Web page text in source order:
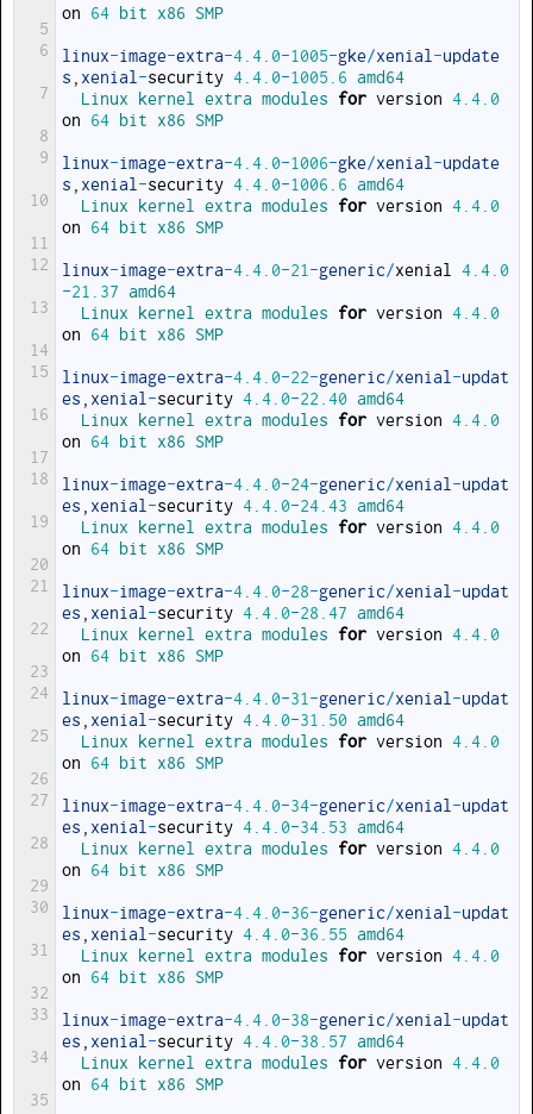
5
6
7
8
9
10
11
12
13
14
15
16
17
18
19
20
21
22
23
24
25
26
27
28
29
30
31
32
33
34
35
on
64 bit x86 SMP
linux-image-extra-4.4.0-1005-gke/xenial -update
s
xenial -security 4.4.0-1005.6 amd64
Linux
kernel extra modules for version 4.4.0
on
64 bit x86 SMP
linux-image-extra-4.4.0-1006-gke/xenial -update
s
xenial -security 4.4.0-1006.6 amd64
Linux
kernel extra modules for version 4.4.0
on
64 bit x86 SMP
linux-image-extra-4.4.0-21 -generic/xenial
4.4.0
-21.37 amd64
Linux
kernel extra modules for version 4.4.0
on
64 bit x86 SMP
linux-image-extra-4.4.0-22-generic/xenial -updat
es
xenial -security 4.4.0-22.40 amd64
Linux
kernel extra modules for version 4.4.0
on
64 bit x86 SMP
linux-image-extra-4.4.0-24-generic/xenial -updat
es
xenial -security 4.4.0-24.43 amd64
Linux
kernel extra modules for version 4.4.0
on
64 bit x86 SMP
linux-image-extra-4.4.0-28-generic/xenial -updat
es
xenial -security 4.4.0-28.47 amd64
Linux
kernel extra modules for version 4.4.0
on
64 bit x86 SMP
linux-image-extra-4.4.0-31 -generic/xenial -updat
es
xenial -security 4.4.0-31.50 amd64
Linux
kernel extra modules for version 4.4.0
on
64 bit x86 SMP
linux-image-extra-4.4.0-34-generic/xenial -updat
es
xenial -security 4.4.0-34.53 amd64
Linux
kernel extra modules for version 4.4.0
on
64 bit x86 SMP
linux-image-extra-4.4.0-36-generic/xenial -updat
es
xenial -security 4.4.0-36.55 amd64
Linux
kernel extra modules for version 4.4.0
on
64 bit x86 SMP
linux-image-extra-4.4.0-38-generic/xenial -updat
es
xenial -security 4.4.0-38.57 amd64
Linux
kernel extra modules for version 4.4.0
on
64 bit x86 SMP